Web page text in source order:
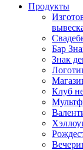
Продукты
Бар
Знак
Клуб